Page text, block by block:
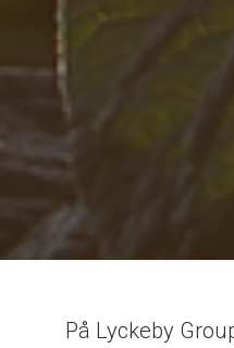
På Lyckeby